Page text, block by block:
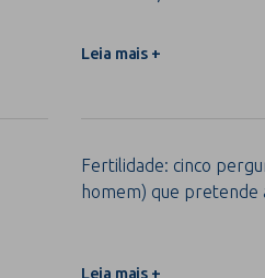
Leia mais +
Fertilidade: cinco
homem) que pretende
Leia mais +